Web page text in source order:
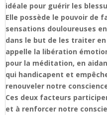
idéale pour guérir les
Elle possède le pouvoir de
sensations douloureuses
dans le but de les traiter en
appelle la libération
pour la méditation, en
qui handicapent et
renouveler notre
Ces deux facteurs
et à renforcer notre